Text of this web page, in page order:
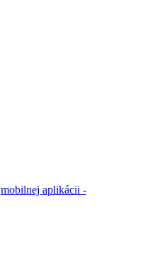
mobilnej aplikácii -